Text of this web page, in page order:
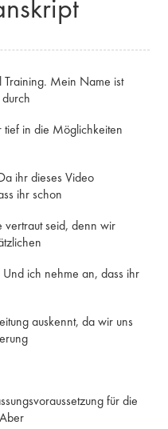
Training. Mein Name ist
tief in die Möglichkeiten
ihr dieses Video
ihr schon
vertraut seid, denn wir
ich nehme an, dass ihr
auskennt, da wir uns
für die